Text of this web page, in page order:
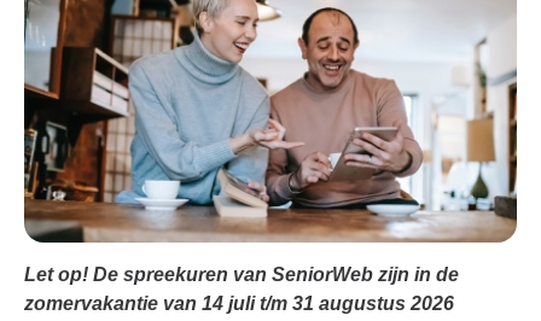
Let op! De spreekuren van SeniorWeb zijn in de
zomervakantie van 14 juli t/m 31 augustus 2026